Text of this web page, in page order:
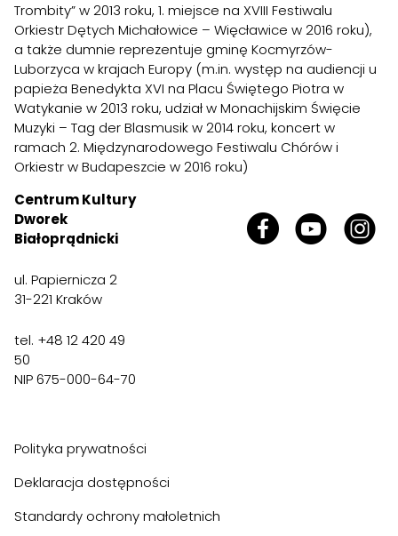
Trombity” w 2013 roku, 1. miejsce na XVIII Festiwalu
Orkiestr Dętych Michałowice – Więcławice w 2016 roku),
a także dumnie reprezentuje gminę Kocmyrzów-
Luborzyca w krajach Europy (m.in. występ na audiencji u
papieża Benedykta XVI na Placu Świętego Piotra w
Watykanie w 2013 roku, udział w Monachijskim Święcie
Muzyki – Tag der Blasmusik w 2014 roku, koncert w
ramach 2. Międzynarodowego Festiwalu Chórów i
Orkiestr w Budapeszcie w 2016 roku)
Centrum Kultury
Dworek
Białoprądnicki
ul. Papiernicza 2
31-221 Kraków
tel. +48 12 420 49
50
NIP 675-000-64-70
Polityka prywatności
Deklaracja dostępności
Standardy ochrony małoletnich